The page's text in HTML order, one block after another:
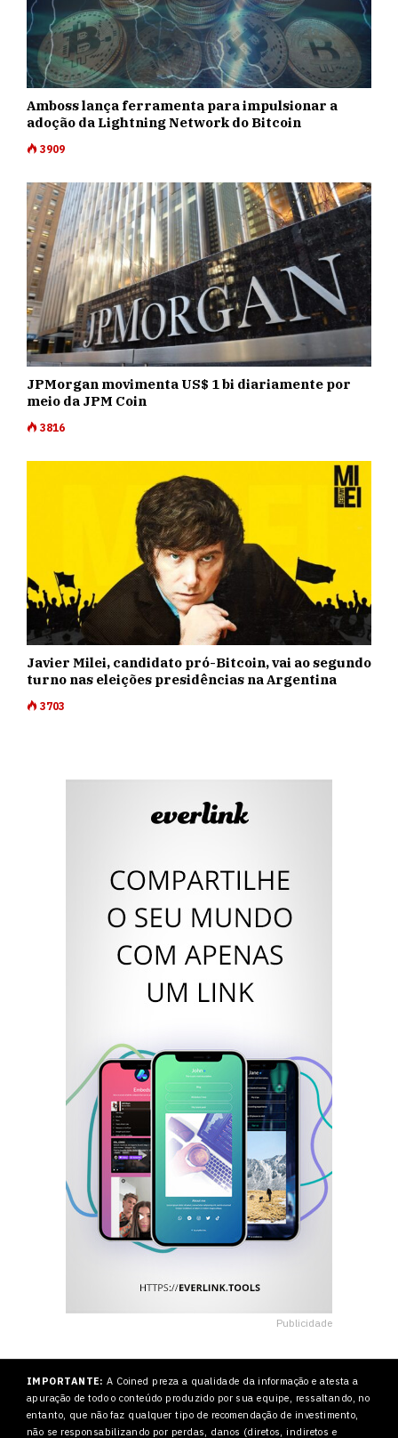
Amboss lança ferramenta para impulsionar a
adoção da Lightning Network do Bitcoin
3909
JPMorgan movimenta US$ 1 bi diariamente por
meio da JPM Coin
3816
Javier Milei, candidato pró-Bitcoin, vai ao segundo
turno nas eleições presidências na Argentina
3703
Publicidade
IMPORTANTE: A Coined preza a qualidade da informação e atesta a
apuração de todo o conteúdo produzido por sua equipe, ressaltando, no
entanto, que não faz qualquer tipo de recomendação de investimento,
não se responsabilizando por perdas, danos (diretos, indiretos e